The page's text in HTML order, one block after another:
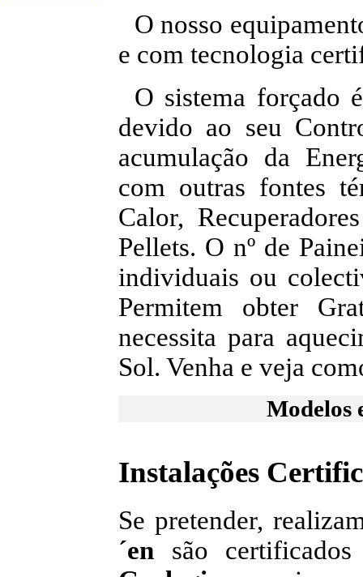
O nosso
e com tecnologia
O sistema forçado
devido ao seu
acumulação da
com outras fontes
Calor,
Pellets. O nº de
individuais ou
Permitem obter
necessita para
Sol. Venha e veja
Modelos
Instalações
Se pretender,
´en são